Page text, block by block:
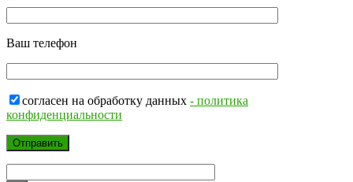
Ваш телефон
согласен на обработку данных - политика
конфиденциальности